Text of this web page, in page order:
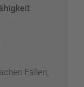
Fällen,